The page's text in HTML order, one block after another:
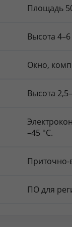
Площадь
Высота
Окно,
Высота
–45 °C.
Приточно-
ПО для